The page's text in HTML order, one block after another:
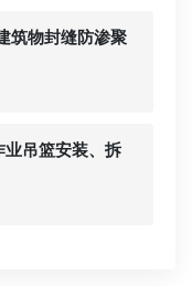
筑物封缝防渗聚
吊篮安装、拆